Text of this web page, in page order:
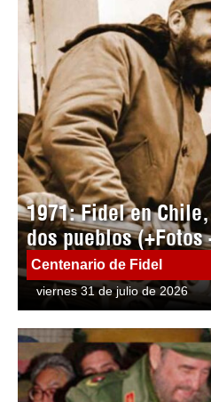
1971: Fidel en
dos pueblos (+Fotos
Centenario de Fidel
viernes 31 de julio de 2026